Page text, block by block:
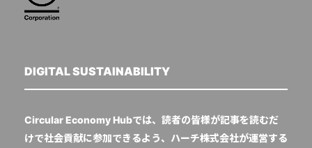
DIGITAL SUSTAINABILITY
Circular Economy Hubでは、読者の皆様が記事を読むだ
けで社会貢献に参加できるよう、ハーチ株式会社が運営する